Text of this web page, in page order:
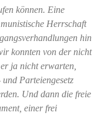
können. Eine
Herrschaft
hin
konnten von der nicht
ja nicht erwarten,
Parteiengesetz
Und dann die freie
einer frei